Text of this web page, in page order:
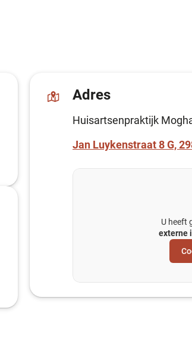
Adres
Huisartsenpraktijk
Jan Luykenstraat 8 G,
U heeft
externe